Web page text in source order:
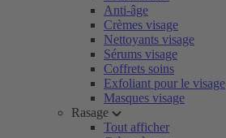
Anti-âge
Crèmes visage
Nettoyants visage
Sérums visage
Coffrets soins
Exfoliant pour le visage
Masques visage
Rasage
Tout afficher